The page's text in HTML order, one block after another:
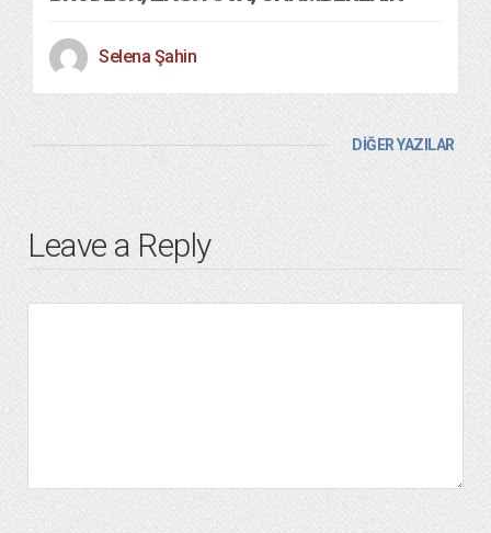
Selena Şahin
DİĞER YAZILAR
Leave a Reply